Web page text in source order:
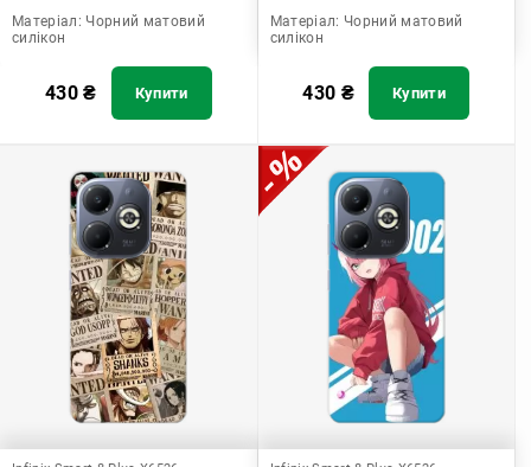
Матеріал: Чорний матовий
силікон
430₴ Купити
Матеріал: Чорний матовий
силікон
430 ₴ Купити